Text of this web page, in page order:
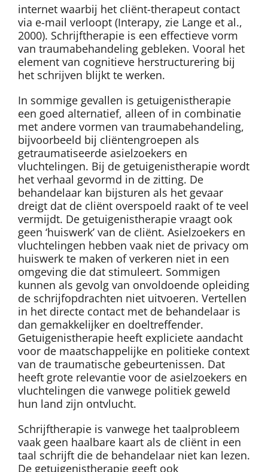
internet waarbij het cliënt-therapeut contact
via e-mail verloopt (Interapy, zie Lange et al.,
2000). Schrijftherapie is een effectieve vorm
van traumabehandeling gebleken. Vooral het
element van cognitieve herstructurering bij
het schrijven blijkt te werken.
In sommige gevallen is getuigenistherapie
een goed alternatief, alleen of in combinatie
met andere vormen van traumabehandeling,
bijvoorbeeld bij cliëntengroepen als
getraumatiseerde asielzoekers en
vluchtelingen. Bij de getuigenistherapie wordt
het verhaal gevormd in de zitting. De
behandelaar kan bijsturen als het gevaar
dreigt dat de cliënt overspoeld raakt of te veel
vermijdt. De getuigenistherapie vraagt ook
geen ‘huiswerk’ van de cliënt. Asielzoekers en
vluchtelingen hebben vaak niet de privacy om
huiswerk te maken of verkeren niet in een
omgeving die dat stimuleert. Sommigen
kunnen als gevolg van onvoldoende opleiding
de schrijfopdrachten niet uitvoeren. Vertellen
in het directe contact met de behandelaar is
dan gemakkelijker en doeltreffender.
Getuigenistherapie heeft expliciete aandacht
voor de maatschappelijke en politieke context
van de traumatische gebeurtenissen. Dat
heeft grote relevantie voor de asielzoekers en
vluchtelingen die vanwege politiek geweld
hun land zijn ontvlucht.
Schrijftherapie is vanwege het taalprobleem
vaak geen haalbare kaart als de cliënt in een
taal schrijft die de behandelaar niet kan lezen.
De getuigenistherapie geeft ook